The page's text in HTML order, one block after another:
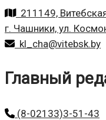
211149,
г. Чашники, ул.
kl_cha@vitebsk.by
Главный
(8-02133)3-51-43